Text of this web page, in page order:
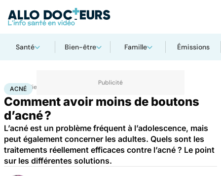
Santé Bien-être Famille Émissions
Accueil Bien-être
ACNÉ
Comment avoir moins de boutons
d’acné ?
L’acné est un problème fréquent à l’adolescence, mais
peut également concerner les adultes. Quels sont les
traitements réellement efficaces contre l’acné ? Le point
sur les différentes solutions.